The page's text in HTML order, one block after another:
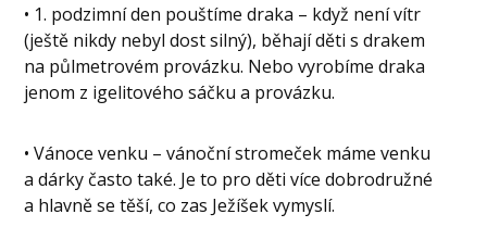
• 1. podzimní den pouštíme draka – když není vítr
(ještě nikdy nebyl dost silný), běhají děti s drakem
na půlmetrovém provázku. Nebo vyrobíme draka
jenom z igelitového sáčku a provázku.
• Vánoce venku – vánoční stromeček máme venku
a dárky často také. Je to pro děti více dobrodružné
a hlavně se těší, co zas Ježíšek vymyslí.